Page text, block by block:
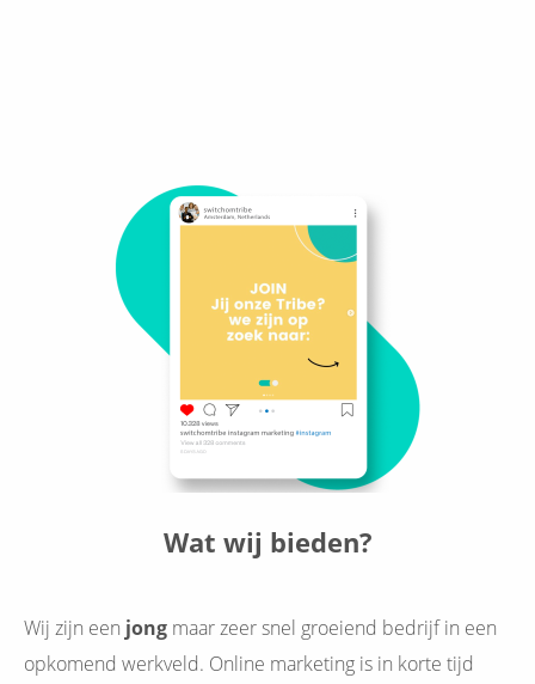
Wat wij bieden?
Wij zijn een jong maar zeer snel groeiend bedrijf in een
opkomend werkveld. Online marketing is in korte tijd